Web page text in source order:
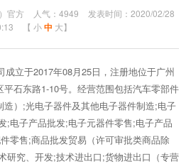
官方 人气：4949
发表时间：2020/02/28
【 小 中 大】
成立于2017年08月25日，注册地位于广州
平石东路1-10号。经营范围包括汽车零部件
） ;光电子器件及其他电子器件制造;电子
;电子产品批发;电子元器件零售;电子产品
零售;商品批发贸易（许可审批类商品除
研究、开发;技术进出口;货物进出口（专营